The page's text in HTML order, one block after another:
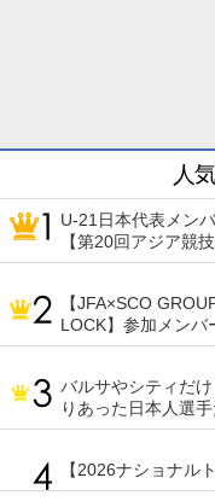
人
U-21日本代表メン
【第20回アジア競技
【JFA×SCO
LOCK】参加メンバ
バルサやシティだ
りあった日本人選
【2026ナショナル